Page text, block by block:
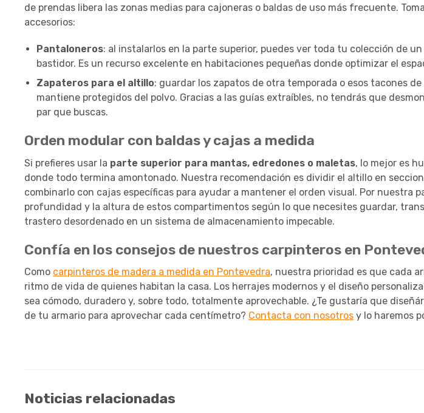
de prendas libera las zonas medias para cajoneras o baldas de uso más frecuente.
accesorios:
Pantaloneros: al instalarlos en la parte superior, puedes ver toda tu colección de
bastidor. Es un recurso excelente en habitaciones pequeñas donde optimizar el
Zapateros para el altillo: guardar los zapatos de otra temporada o esos tacones
mantiene protegidos del polvo. Gracias a las guías extraíbles, no tendrás que
par que buscas.
Orden modular con baldas y cajas a medida
Si prefieres usar la parte superior para mantas, edredones o maletas, lo mejor es
donde todo termina amontonado. Nuestra recomendación es dividir el altillo en
combinarlo con cajas específicas para ayudar a mantener el orden visual. Por nuestra
profundidad y la altura de estos compartimentos según lo que necesites guardar,
trastero desordenado en un sistema de almacenamiento impecable.
Confía en los consejos de nuestros carpinteros en
Como carpinteros de madera a medida en Pontevedra, nuestra prioridad es que cada
ritmo de vida de quienes habitan la casa. Los herrajes modernos y el diseño
sea cómodo, duradero y, sobre todo, totalmente aprovechable. ¿Te gustaría que
de tu armario para aprovechar cada centímetro? Contacta con nosotros y lo haremos
Noticias relacionadas